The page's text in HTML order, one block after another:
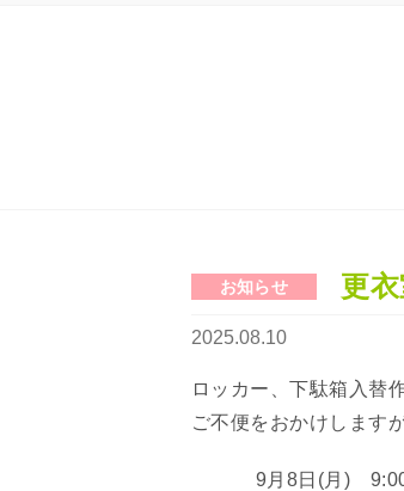
お知らせ 更
2025.08.10
ロッカー、下駄箱入替
ご不便をおかけします
9月8日(月) 9:00